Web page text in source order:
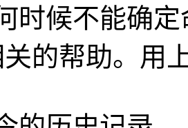
候不能确定
关的帮助。用